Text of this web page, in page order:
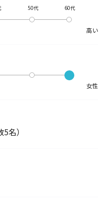
50代 60代
高い
女性
5名）